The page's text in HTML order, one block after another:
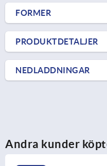
FORMER
PRODUKTDETALJER
NEDLADDNINGAR
Andra kunder